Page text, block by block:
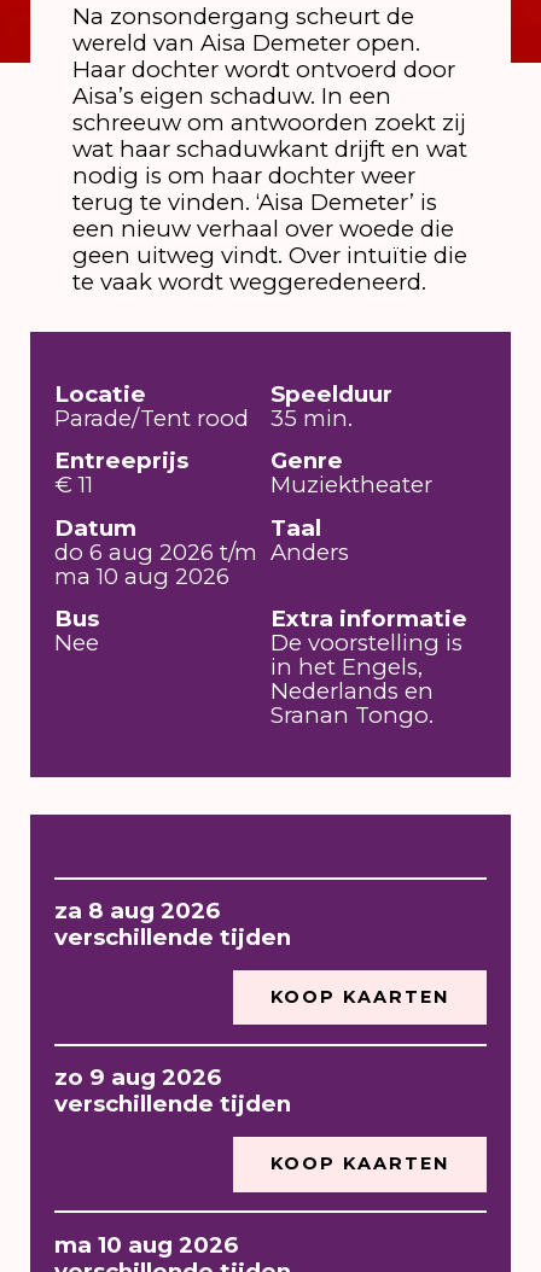
Na zonsondergang scheurt de
wereld van Aisa Demeter open.
Haar dochter wordt ontvoerd door
Aisa’s eigen schaduw. In een
schreeuw om antwoorden zoekt zij
wat haar schaduwkant drijft en wat
nodig is om haar dochter weer
terug te vinden. ‘Aisa Demeter’ is
een nieuw verhaal over woede die
geen uitweg vindt. Over intuïtie die
te vaak wordt weggeredeneerd.
Locatie
Parade/Tent rood
Speelduur
35 min.
Entreeprijs
€ 11
Genre
Muziektheater
Datum
do 6 aug 2026 t/m
ma 10 aug 2026
Taal
Anders
Bus
Nee
Extra informatie
De voorstelling is
in het Engels,
Nederlands en
Sranan Tongo.
za 8 aug 2026
verschillende tijden
KOOP KAARTEN
zo 9 aug 2026
verschillende tijden
KOOP KAARTEN
ma 10 aug 2026